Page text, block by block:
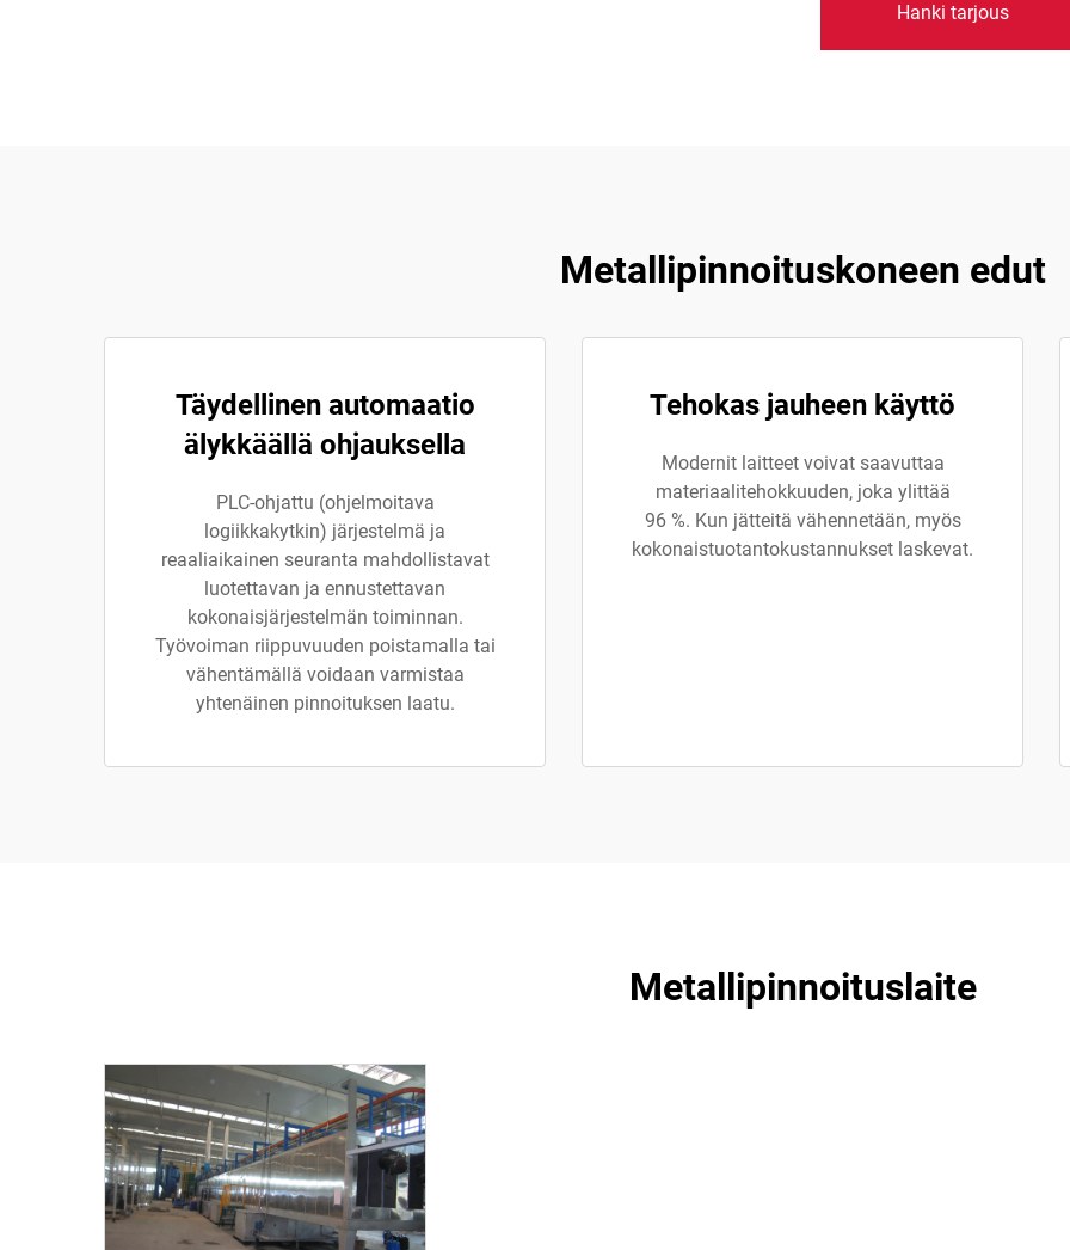
Hanki tarjous
Metallipinnoituskoneen edut
Täydellinen automaatio
älykkäällä ohjauksella
PLC-ohjattu (ohjelmoitava
logiikkakytkin) järjestelmä ja
reaaliaikainen seuranta mahdollistavat
luotettavan ja ennustettavan
kokonaisjärjestelmän toiminnan.
Työvoiman riippuvuuden poistamalla tai
vähentämällä voidaan varmistaa
yhtenäinen pinnoituksen laatu.
Tehokas jauheen käyttö
Modernit laitteet voivat saavuttaa
materiaalitehokkuuden, joka ylittää
96 %. Kun jätteitä vähennetään, myös
kokonaistuotantokustannukset laskevat.
Metallipinnoituslaite